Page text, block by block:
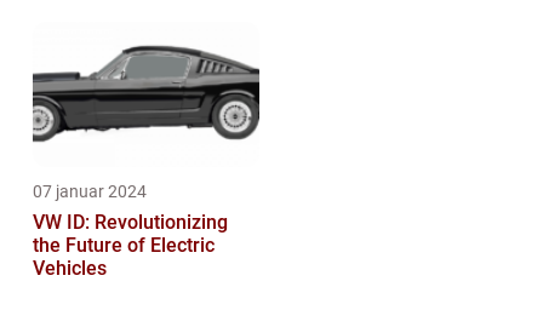
07 januar 2024
VW ID: Revolutionizing
the Future of Electric
Vehicles